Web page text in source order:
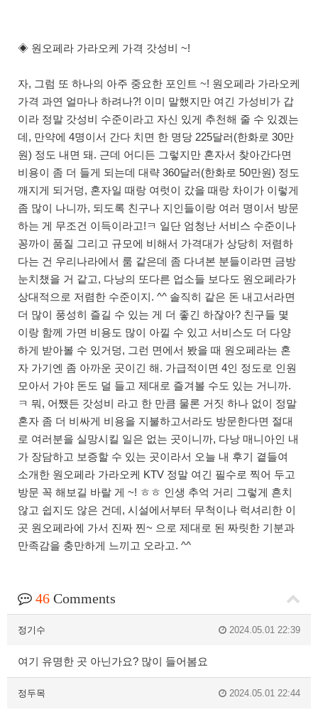
◈ 원오페라 가라오케 가격 갓성비 ~!
자, 그럼 또 하나의 아주 중요한 포인트 ~! 원오페라 가라오케
가격 과연 얼마나 하려나?! 이미 말했지만 여긴 가성비가 갑
이라 정말 갓성비 수준이라고 자신 있게 추천해 줄 수 있겠는
데, 만약에 4명이서 간다 치면 한 명당 225달러(한화로 30만
원) 정도 내면 돼. 근데 어디든 그렇지만 혼자서 찾아간다면
비용이 좀 더 들게 되는데 대략 360달러(한화로 50만원) 정도
깨지게 되거덩, 혼자일 때랑 여럿이 갔을 때랑 차이가 이렇게
좀 많이 나니까, 되도록 친구나 지인들이랑 여러 명이서 방문
하는 게 무조건 이득이라고!ㅋ 일단 엄청난 서비스 수준이나
꽁까이 품질 그리고 규모에 비해서 가격대가 상당히 저렴하
다는 건 우리나라에서 룸 같은데 좀 다녀본 분들이라면 금방
눈치챘을 거 같고, 다낭의 또다른 업소들 보다도 원오페라가
상대적으로 저렴한 수준이지. ^^ 솔직히 같은 돈 내고서라면
더 많이 풍성히 즐길 수 있는 게 더 좋긴 하잖아? 친구들 몇
이랑 함께 가면 비용도 많이 아낄 수 있고 서비스도 더 다양
하게 받아볼 수 있거덩, 그런 면에서 봤을 때 원오페라는 혼
자 가기엔 좀 아까운 곳이긴 해. 가급적이면 4인 정도로 인원
모아서 가야 돈도 덜 들고 제대로 즐겨볼 수도 있는 거니까.
ㅋ 뭐, 어쨌든 갓성비 라고 한 만큼 물론 거짓 하나 없이 정말
혼자 좀 더 비싸게 비용을 지불하고서라도 방문한다면 절대
로 여러분을 실망시킬 일은 없는 곳이니까, 다낭 매니아인 내
가 장담하고 보증할 수 있는 곳이라서 오늘 내 후기 곁들여
소개한 원오페라 가라오케 KTV 정말 여긴 필수로 찍어 두고
방문 꼭 해보길 바랄 게 ~! ㅎㅎ 인생 추억 거리 그렇게 흔치
않고 쉽지도 않은 건데, 시설에서부터 무척이나 럭셔리한 이
곳 원오페라에 가서 진짜 찐~ 으로 제대로 된 짜릿한 기분과
만족감을 충만하게 느끼고 오라고. ^^
46 Comments
정기수 2024.05.01 22:39
여기 유명한 곳 아닌가요? 많이 들어봄요
정두목 2024.05.01 22:44